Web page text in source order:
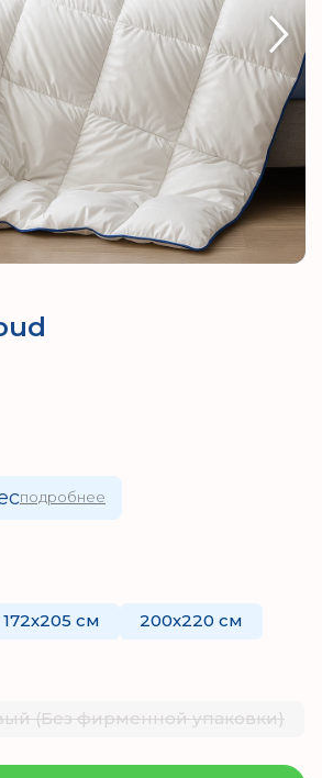
подробнее
172х205 см 200х220 см
(Без фирменной упаковки)